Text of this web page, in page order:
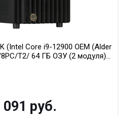
(Intel Core i9-12900 OEM (Alder
8PC/T2/ 64 ГБ ОЗУ (2 модуля)/
OC 16GB GDDR7 256bit 3xDP
091 руб.